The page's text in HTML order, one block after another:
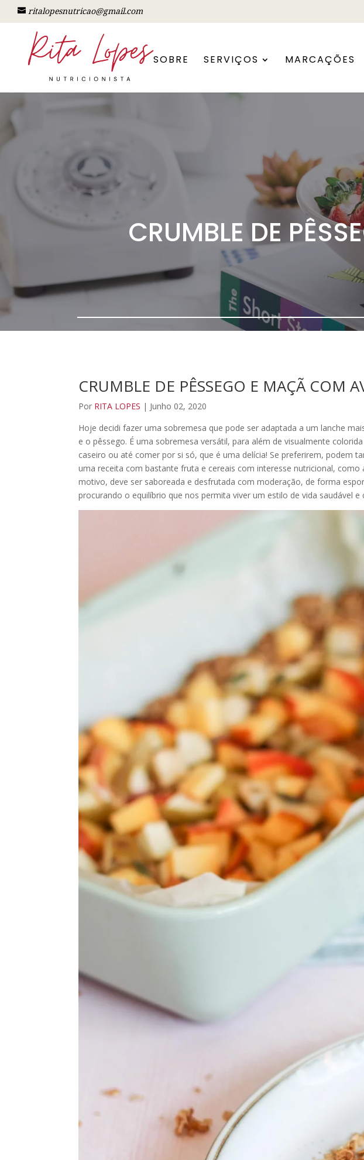
ritalopesnutricao@gmail.com
SOBRE SERVIÇOS MARCAÇÕES
CRUMBLE DE
CRUMBLE DE PÊSSEGO E MAÇÃ COM
Por RITA LOPES | Junho 02, 2020
Hoje decidi fazer uma sobremesa que pode ser adaptada a um lanche
e o pêssego. É uma sobremesa versátil, para além de visualmente
caseiro ou até comer por si só, que é uma delícia! Se preferirem, podem
uma receita com bastante fruta e cereais com interesse nutricional,
motivo, deve ser saboreada e desfrutada com moderação, de forma
procurando o equilíbrio que nos permita viver um estilo de vida saudável